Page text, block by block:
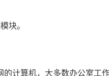
块。
计算机，大多数办公室工